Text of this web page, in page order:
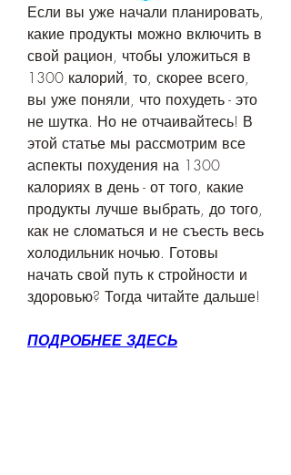
Если вы уже начали планировать,
какие продукты можно включить в
свой рацион, чтобы уложиться в
1300 калорий, то, скорее всего,
вы уже поняли, что похудеть - это
не шутка. Но не отчаивайтесь! В
этой статье мы рассмотрим все
аспекты похудения на 1300
калориях в день - от того, какие
продукты лучше выбрать, до того,
как не сломаться и не съесть весь
холодильник ночью. Готовы
начать свой путь к стройности и
здоровью? Тогда читайте дальше!
ПОДРОБНЕЕ ЗДЕСЬ